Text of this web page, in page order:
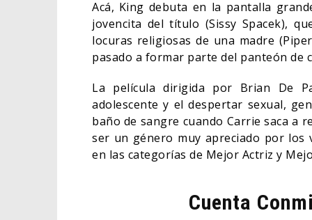
Acá, King debuta en la pantalla
jovencita del título (Sissy Spacek),
locuras religiosas de una madre
pasado a formar parte del panteón de
La película dirigida por Brian De
adolescente y el despertar sexual,
baño de sangre cuando Carrie saca a
ser un género muy apreciado por los
en las categorías de Mejor Actriz y
Cuenta